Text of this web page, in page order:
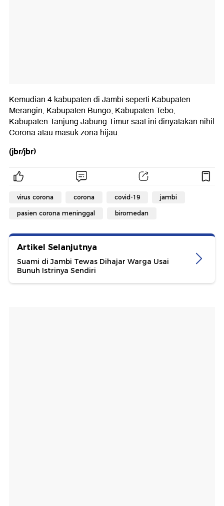
Kemudian 4 kabupaten di Jambi seperti Kabupaten
Merangin, Kabupaten Bungo, Kabupaten Tebo,
Kabupaten Tanjung Jabung Timur saat ini dinyatakan nihil
Corona atau masuk zona hijau.
(jbr/jbr)
virus corona corona covid-19 jambi
pasien corona meninggal biromedan
Artikel Selanjutnya
Suami di Jambi Tewas Dihajar Warga Usai
Bunuh Istrinya Sendiri